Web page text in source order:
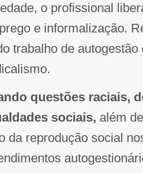
o profissional
e informalização.
trabalho de
questões raciais,
sociais, além
da reprodução social